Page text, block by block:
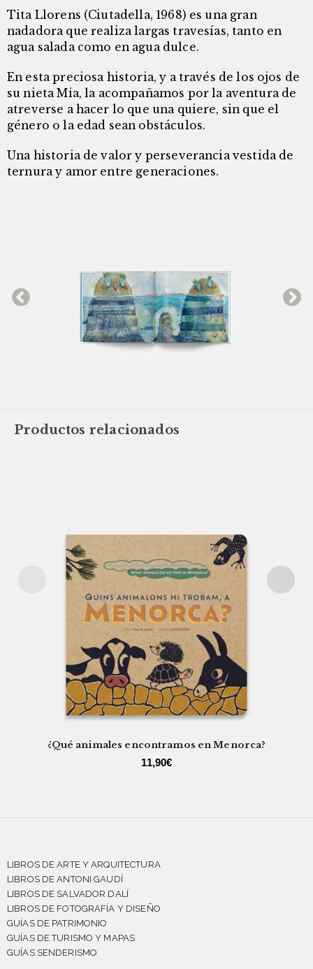
Tita Llorens (Ciutadella, 1968) es una gran
nadadora que realiza largas travesías, tanto en
agua salada como en agua dulce.
En esta preciosa historia, y a través de los ojos de
su nieta Mia, la acompañamos por la aventura de
atreverse a hacer lo que una quiere, sin que el
género o la edad sean obstáculos.
Una historia de valor y perseverancia vestida de
ternura y amor entre generaciones.
Productos relacionados
¿Qué animales encontramos en Menorca?
11,90€
LIBROS DE ARTE Y ARQUITECTURA
LIBROS DE ANTONI GAUDÍ
LIBROS DE SALVADOR DALÍ
LIBROS DE FOTOGRAFÍA Y DISEÑO
GUÍAS DE PATRIMONIO
GUÍAS DE TURISMO Y MAPAS
GUÍAS SENDERISMO